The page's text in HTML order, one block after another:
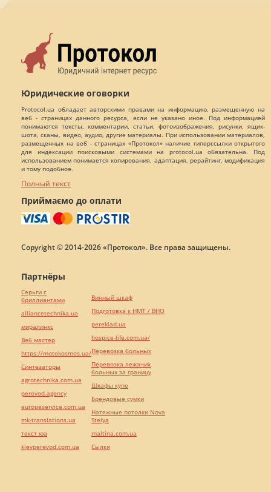
Юридические оговорки
Protocol.ua обладает авторскими правами на информацию, размещенную на
веб - страницах данного ресурса, если не указано иное. Под информацией
понимаются тексты, комментарии, статьи, фотоизображения, рисунки, ящик-
шота, сканы, видео, аудио, другие материалы. При использовании материалов,
размещенных на веб - страницах «Протокол» наличие гиперссылки открытого
для индексации поисковыми системами на protocol.ua обязательна. Под
использованием понимается копирования, адаптация, рерайтинг, модификация
и тому подобное.
Полный текст
Приймаємо до оплати
Copyright © 2014-2026 «Протокол». Все права защищены.
Партнёры
Серьги с
бриллиантами
alliancetechnika.ua
миралинкс
Веб мастер
https://motokosmos.ua/
Синтезаторы
agrotechnika.com.ua
perevod.agency
europeservice.com.ua
mk-translations.ua
текст юа
kievperevod.com.ua
Винный шкаф
Подготовка к НМТ / ВНО
pereklad.ua
hospice-life.com.ua/
Перевозка больных
Перевозка лежачих
больных за границу
Шкафы купе
Брендовые сумки
Натяжные потолки Nova
Stelya
maltina.com.ua
Cылки